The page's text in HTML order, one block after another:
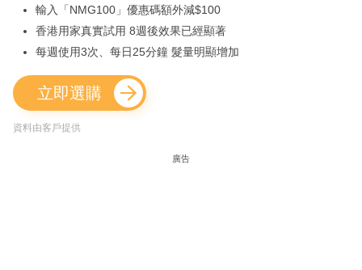
輸入「NMG100」優惠碼額外減$100
香港用家真實試用 8週後效果已經顯著
每週使用3次、每日25分鐘 髮量明顯增加
立即選購
資料由客戶提供
廣告